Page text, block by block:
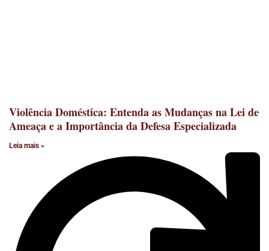
Violência Doméstica: Entenda as Mudanças na Lei de
Ameaça e a Importância da Defesa Especializada
Leia mais »